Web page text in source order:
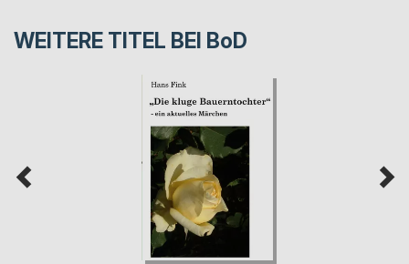
WEITERE TITEL BEI BoD